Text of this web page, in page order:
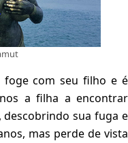
foge com seu filho e é
a filha a encontrar
sua fuga e
mas perde de vista